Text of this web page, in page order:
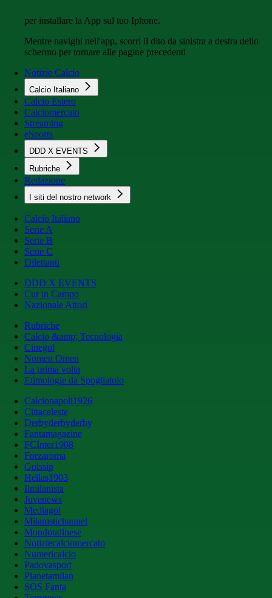
per installare la App sul tuo Iphone.
Mentre navighi nell'app, scorri il dito da sinistra a destra dello
schermo per tornare alle pagine precedenti
Notizie Calcio
Calcio Italiano
Calcio Estero
Calciomercato
Streaming
eSports
DDD X EVENTS
Rubriche
Redazione
I siti del nostro network
Calcio Italiano
Serie A
Serie B
Serie C
Dilettanti
DDD X EVENTS
Cur in Campo
Nazionale Attori
Rubriche
Calcio &amp; Tecnologia
Cinegol
Nomen Omen
La prima volta
Etimologie da Spogliatoio
Calcionapoli1926
Cittaceleste
Derbyderbyderby
Fantamagazine
FCInter1908
Forzaroma
Golssip
Hellas1903
Ilmilanista
Juvenews
Mediagol
Milanistichannel
Mondoudinese
Notiziecalciomercato
Numericalcio
Padovasport
Pianetamilan
SOS Fanta